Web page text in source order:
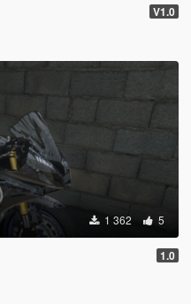
V1.0
1 362 5
1.0